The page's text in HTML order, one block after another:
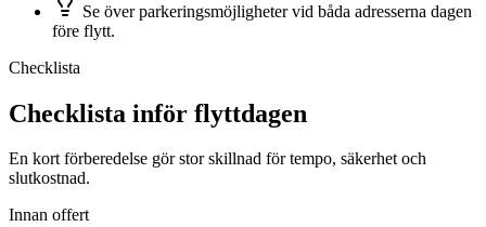
Se över parkeringsmöjligheter vid båda adresserna dagen
före flytt.
Checklista
Checklista inför flyttdagen
En kort förberedelse gör stor skillnad för tempo, säkerhet och
slutkostnad.
Innan offert